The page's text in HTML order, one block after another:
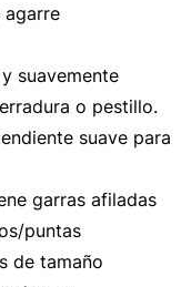
agarre
suavemente
o pestillo.
suave para
garras afiladas
puntas
de tamaño